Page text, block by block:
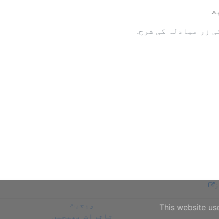
ویجیٹ
تاثرات بھیجیں
This website